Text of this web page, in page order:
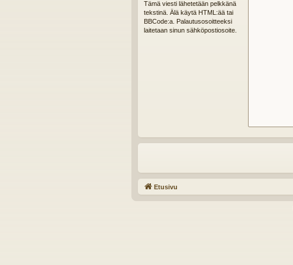
Tämä viesti lähetetään pelkkänä
tekstinä. Älä käytä HTML:ää tai
BBCode:a. Palautusosoitteeksi
laitetaan sinun sähköpostiosoite.
Etusivu